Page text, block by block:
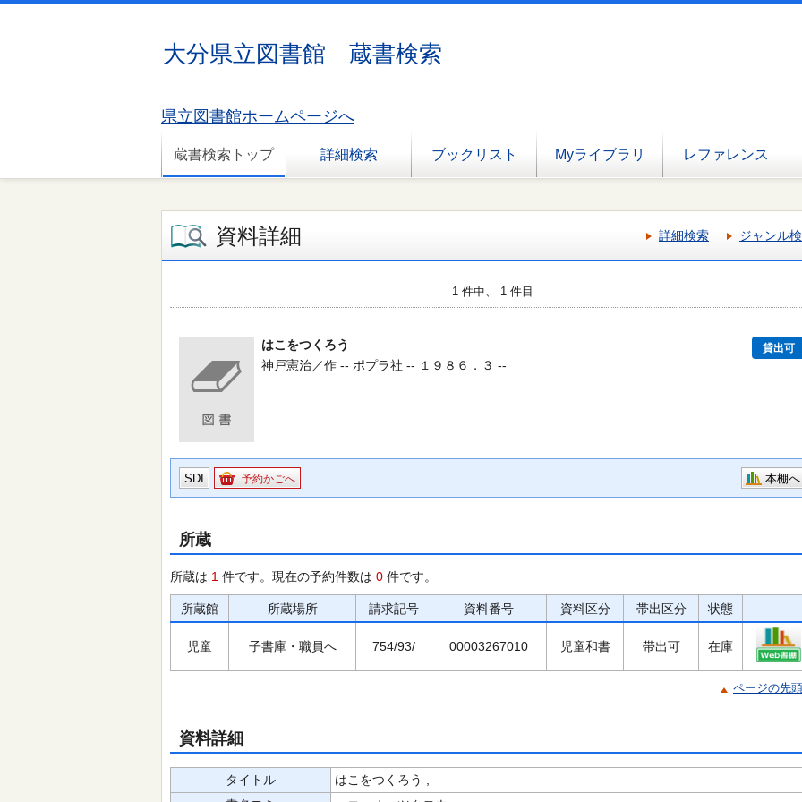
大分県立図書館 蔵書検索
県立図書館ホームページへ
蔵書検索トップ 詳細検索 ブックリスト Myライブラリ レファレンス
資料詳細 詳細検索 ジャンル
1 件中、 1 件目
はこをつくろう 貸出可
神戸憲治／作 -- ポプラ社 -- １９８６．３ --
SDI 予約かごへ 本棚へ
所蔵
所蔵は 1 件です。現在の予約件数は 0 件です。
所蔵館 所蔵場所 請求記号 資料番号 資料区分 帯出区分 状態
児童 子書庫・職員へ 754/93/ 00003267010 児童和書 帯出可 在庫
ページの先
資料詳細
タイトル
はこをつくろう ,